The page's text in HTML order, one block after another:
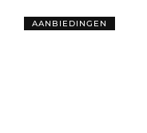
AANBIEDINGEN